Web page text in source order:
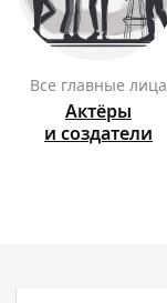
Все главные лица
Актёры
и создатели